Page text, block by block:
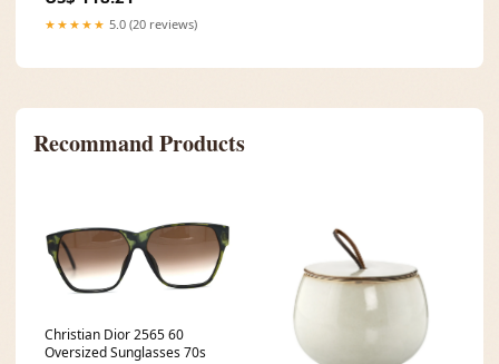
★★★★★ 5.0 (20 reviews)
Recommand Products
Christian Dior 2565 60
Oversized Sunglasses 70s